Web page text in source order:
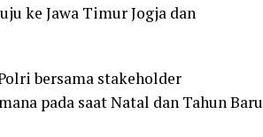
ke Jawa Timur Jogja dan
bersama stakeholder
pada saat Natal dan Tahun Baru